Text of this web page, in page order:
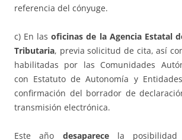
referencia del cónyuge.
c) En lasoficinas de la Agencia Estatal
Tributaria, previa solicitud de cita, así
habilitadas por las Comunidades
con Estatuto de Autonomía y
confirmación del borrador de
transmisión electrónica.
Este año desaparece la